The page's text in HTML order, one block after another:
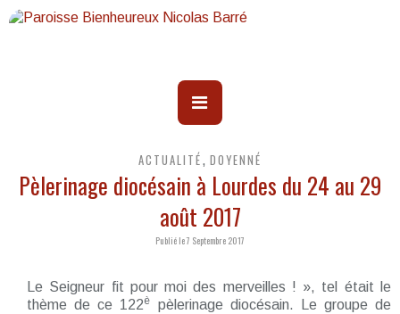
ACTUALITÉ, DOYENNÉ
Pèlerinage diocésain à Lourdes du 24 au 29
août 2017
Publié le 7 Septembre 2017
Le Seigneur fit pour moi des merveilles ! », tel était le
thème de ce 122è
pèlerinage diocésain. Le groupe de